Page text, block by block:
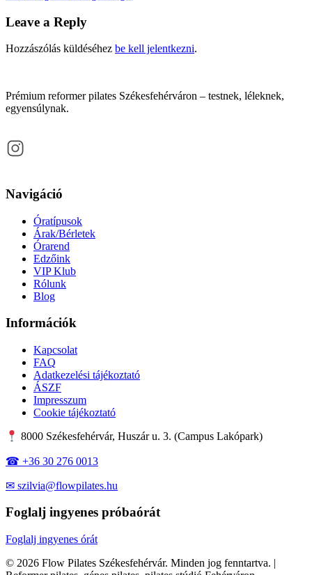
Leave a Reply
Hozzászólás küldéséhez be kell jelentkezni.
Prémium reformer pilates Székesfehérváron – testnek, léleknek,
egyensúlynak.
Navigáció
Óratípusok
Árak/Bérletek
Órarend
Edzőink
VIP Klub
Rólunk
Blog
Információk
Kapcsolat
FAQ
Adatkezelési tájékoztató
ÁSZF
Impresszum
Cookie tájékoztató
8000 Székesfehérvár, Huszár u. 3. (Campus Lakópark)
☎ +36 30 276 0013
✉ szilvia@flowpilates.hu
Foglalj ingyenes próbaórát
Foglalj ingyenes órát
© 2026 Flow Pilates Székesfehérvár. Minden jog fenntartva. |